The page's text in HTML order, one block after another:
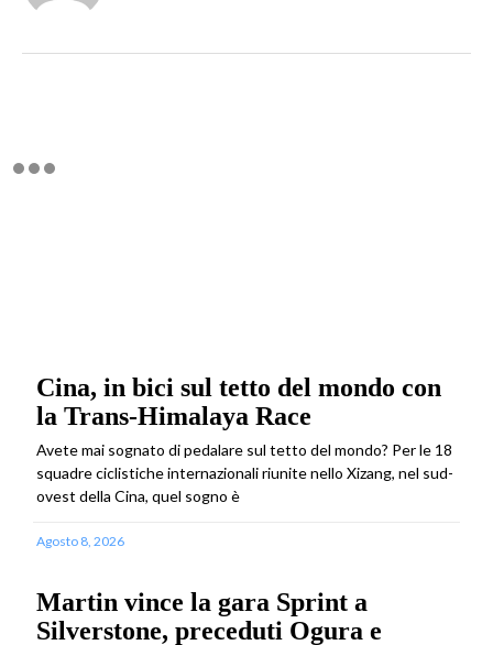
Cina, in bici sul tetto del mondo con
la Trans-Himalaya Race
Avete mai sognato di pedalare sul tetto del mondo? Per le 18
squadre ciclistiche internazionali riunite nello Xizang, nel sud-
ovest della Cina, quel sogno è
Agosto 8, 2026
Martin vince la gara Sprint a
Silverstone, preceduti Ogura e